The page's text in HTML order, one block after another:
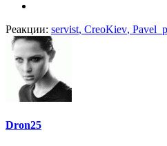
Реакции: servist, CreoKiev,
Dron25